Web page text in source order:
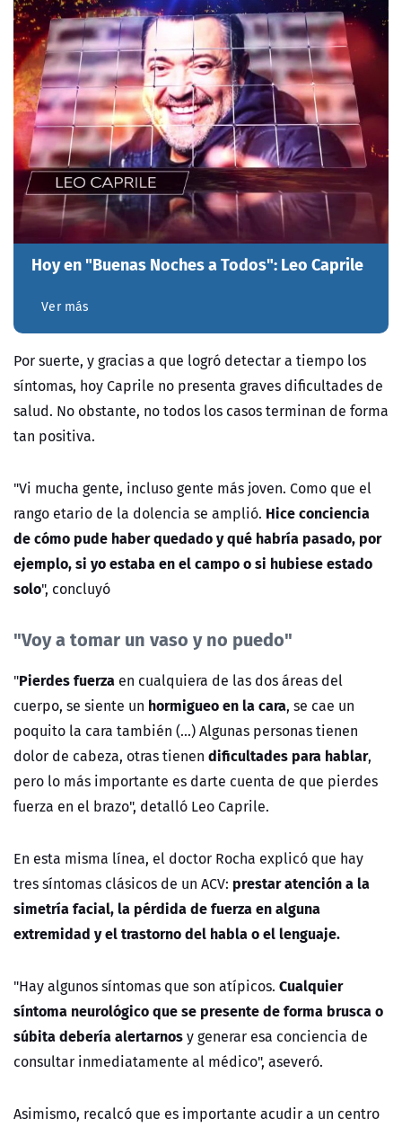
Hoy en "Buenas Noches a Todos": Leo Caprile
Ver más
Por suerte, y gracias a que logró detectar a tiempo los
síntomas, hoy Caprile no presenta graves dificultades de
salud. No obstante, no todos los casos terminan de forma
tan positiva.
"Vi mucha gente, incluso gente más joven. Como que el
rango etario de la dolencia se amplió. Hice conciencia
de cómo pude haber quedado y qué habría pasado, por
ejemplo, si yo estaba en el campo o si hubiese estado
solo", concluyó
"Voy a tomar un vaso y no puedo"
"Pierdes fuerza en cualquiera de las dos áreas del
cuerpo, se siente un hormigueo en la cara, se cae un
poquito la cara también (...) Algunas personas tienen
dolor de cabeza, otras tienen dificultades para hablar,
pero lo más importante es darte cuenta de que pierdes
fuerza en el brazo", detalló Leo Caprile.
En esta misma línea, el doctor Rocha explicó que hay
tres síntomas clásicos de un ACV: prestar atención a la
simetría facial, la pérdida de fuerza en alguna
extremidad y el trastorno del habla o el lenguaje.
"Hay algunos síntomas que son atípicos. Cualquier
síntoma neurológico que se presente de forma brusca o
súbita debería alertarnosy generar esa conciencia de
consultar inmediatamente al médico", aseveró.
Asimismo, recalcó que es importante acudir a un centro